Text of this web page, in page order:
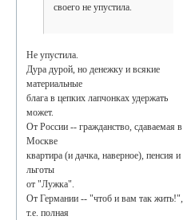
своего не упустила.
Не упустила.
Дура дурой, но денежку и всякие
материальные
блага в цепких лапчонках удержать
может.
От России -- гражданство, сдаваемая в
Москве
квартира (и дачка, наверное), пенсия и
льготы
от "Лужка".
От Германии -- "чтоб и вам так жить!",
т.е. полная